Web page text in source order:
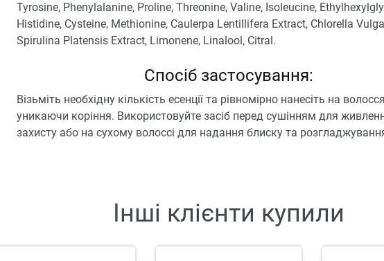
Tyrosine, Phenylalanine, Proline, Threonine, Valine, Isoleucine,
Histidine, Cysteine, Methionine, Caulerpa Lentillifera Extract, Chlorella
Spirulina Platensis Extract, Limonene, Linalool, Citral.
Спосіб застосування:
Візьміть необхідну кількість есенції та рівномірно нанесіть на
уникаючи коріння. Використовуйте засіб перед сушінням для
захисту або на сухому волоссі для надання блиску та
Інші клієнти купили